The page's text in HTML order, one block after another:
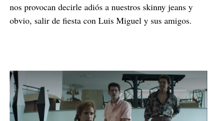
nos provocan decirle adiós a nuestros skinny jeans y
obvio, salir de fiesta con Luis Miguel y sus amigos.